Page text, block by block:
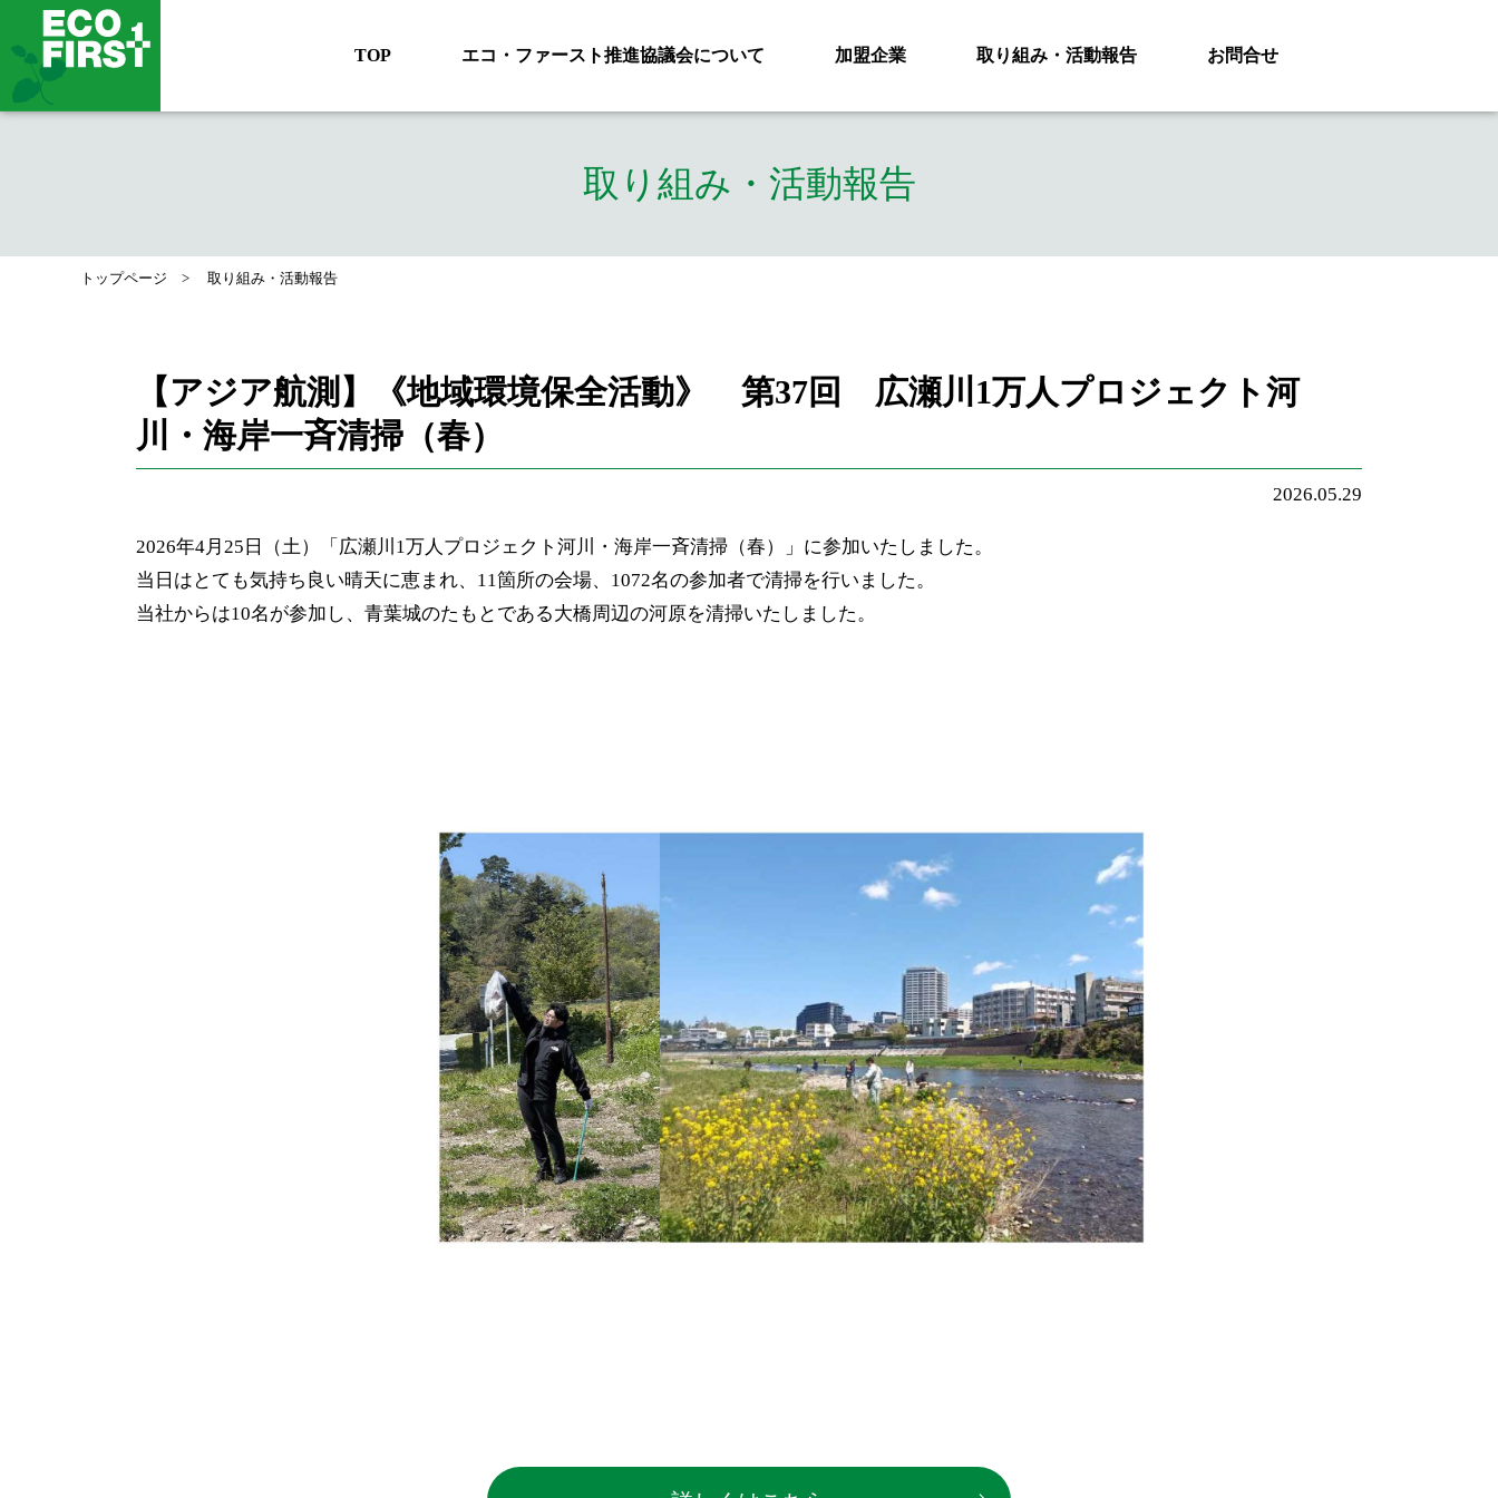
TOP エコ・ファースト推進協議会について 加盟企業 取り組み・活動報告 お問合せ
取り組み・活動報告
トップページ 取り組み・活動報告
【アジア航測】《地域環境保全活動》 第37回 広瀬川1万人プロジェクト河
川・海岸一斉清掃（春）
2026.05.29
2026年4月25日（土）「広瀬川1万人プロジェクト河川・海岸一斉清掃（春）」に参加いたしました。
当日はとても気持ち良い晴天に恵まれ、11箇所の会場、1072名の参加者で清掃を行いました。
当社からは10名が参加し、青葉城のたもとである大橋周辺の河原を清掃いたしました。